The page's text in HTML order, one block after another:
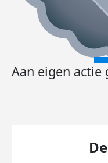
Aan eigen actie